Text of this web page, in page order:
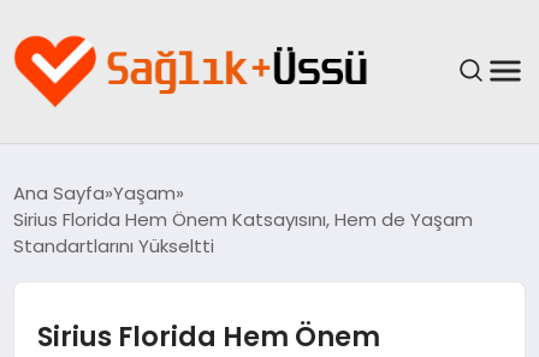
YAŞAM
Ana Sayfa Yaşam
Sirius Florida Hem Önem Katsayısını, Hem de Yaşam
Standartlarını Yükseltti
Sirius Florida Hem Önem